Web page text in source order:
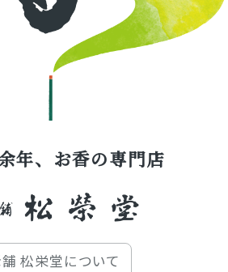
年、お香の専門店
松栄堂について